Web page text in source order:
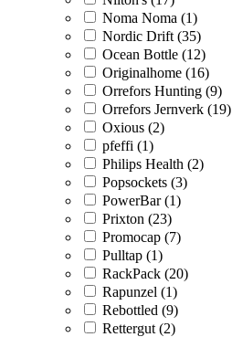
Noma Noma (1)
Nordic Drift (35)
Ocean Bottle (12)
Originalhome (16)
Orrefors Hunting (9)
Orrefors Jernverk (19)
Oxious (2)
pfeffi (1)
Philips Health (2)
Popsockets (3)
PowerBar (1)
Prixton (23)
Promocap (7)
Pulltap (1)
RackPack (20)
Rapunzel (1)
Rebottled (9)
Rettergut (2)